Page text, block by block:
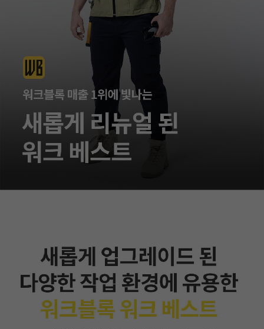
이코 라이프 하